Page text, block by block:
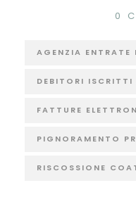
0
AGENZIA ENTRATE
DEBITORI ISCRITTI
FATTURE
PIGNORAMENTO
RISCOSSIONE